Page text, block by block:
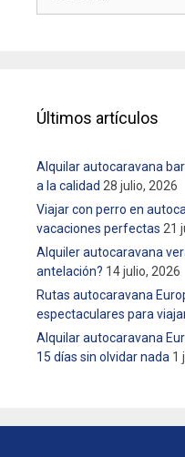
Últimos artículos
Alquilar autocaravana
a la calidad 28 julio, 2026
Viajar con perro en
vacaciones perfectas 21
Alquiler autocaravana
antelación? 14 julio, 2026
Rutas autocaravana
espectaculares para
Alquilar autocaravana
15 días sin olvidar nada 1